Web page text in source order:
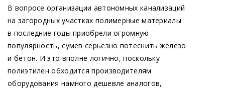
В вопросе организации автономных канализаций
на загородных участках полимерные материалы
в последние годы приобрели огромную
популярность, сумев серьезно потеснить железо
и бетон. И это вполне логично, поскольку
полиэтилен обходится производителям
оборудования намного дешевле аналогов,